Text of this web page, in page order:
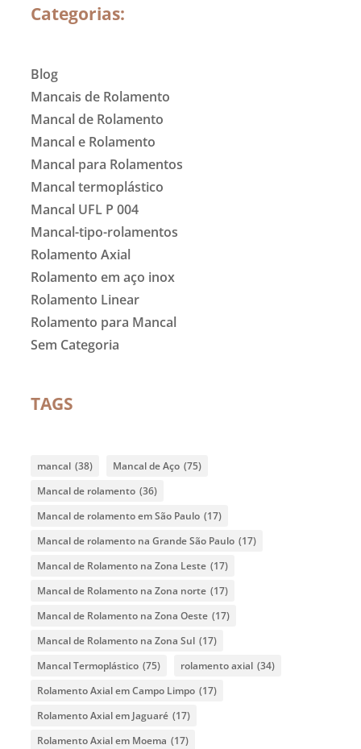
Categorias:
Blog
Mancais de Rolamento
Mancal de Rolamento
Mancal e Rolamento
Mancal para Rolamentos
Mancal termoplástico
Mancal UFL P 004
Mancal-tipo-rolamentos
Rolamento Axial
Rolamento em aço inox
Rolamento Linear
Rolamento para Mancal
Sem Categoria
TAGS
mancal (38) Mancal de Aço (75)
Mancal de rolamento (36)
Mancal de rolamento em São Paulo (17)
Mancal de rolamento na Grande São Paulo (17)
Mancal de Rolamento na Zona Leste (17)
Mancal de Rolamento na Zona norte (17)
Mancal de Rolamento na Zona Oeste (17)
Mancal de Rolamento na Zona Sul (17)
Mancal Termoplástico (75) rolamento axial (34)
Rolamento Axial em Campo Limpo (17)
Rolamento Axial em Jaguaré (17)
Rolamento Axial em Moema (17)